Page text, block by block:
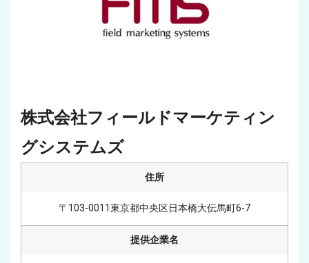
株式会社フィールドマーケティン
グシステムズ
住所
〒103-0011東京都中央区日本橋大伝馬町6-7
提供企業名